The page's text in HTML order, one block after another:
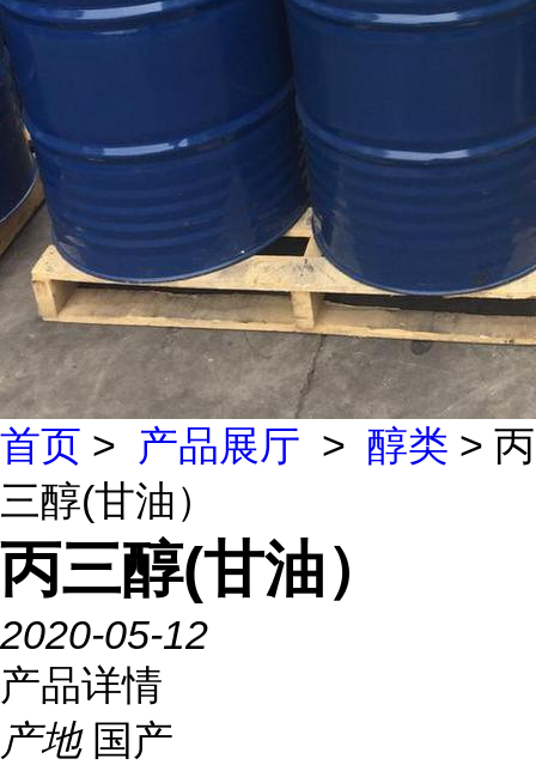
首页 > 产品展厅 > 醇类 > 丙
三醇(甘油）
丙三醇(甘油）
2020-05-12
产品详情
产地 国产